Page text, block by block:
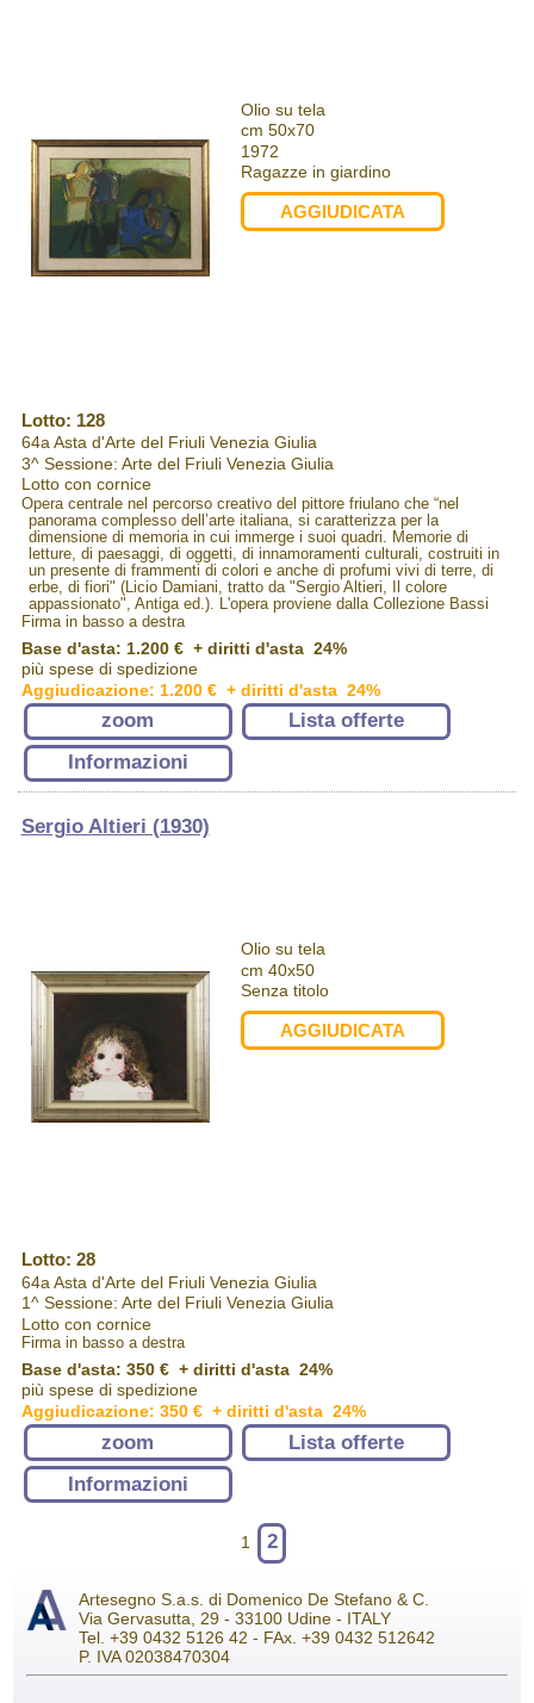
Olio su tela
cm 50x70
1972
Ragazze in giardino
AGGIUDICATA
Lotto: 128
64a Asta d'Arte del Friuli Venezia Giulia
3^ Sessione: Arte del Friuli Venezia Giulia
Lotto con cornice
Opera centrale nel percorso creativo del pittore friulano che “nel
panorama complesso dell’arte italiana, si caratterizza per la
dimensione di memoria in cui immerge i suoi quadri. Memorie di
letture, di paesaggi, di oggetti, di innamoramenti culturali, costruiti in
un presente di frammenti di colori e anche di profumi vivi di terre, di
erbe, di fiori" (Licio Damiani, tratto da "Sergio Altieri, Il colore
appassionato", Antiga ed.). L'opera proviene dalla Collezione Bassi
Firma in basso a destra
Base d'asta: 1.200 € + diritti d'asta 24%
più spese di spedizione
Aggiudicazione: 1.200 € + diritti d'asta 24%
zoom
Lista offerte
Informazioni
Sergio Altieri (1930)
Olio su tela
cm 40x50
Senza titolo
AGGIUDICATA
Lotto: 28
64a Asta d'Arte del Friuli Venezia Giulia
1^ Sessione: Arte del Friuli Venezia Giulia
Lotto con cornice
Firma in basso a destra
Base d'asta: 350 € + diritti d'asta 24%
più spese di spedizione
Aggiudicazione: 350 € + diritti d'asta 24%
zoom
Lista offerte
Informazioni
1 2
Artesegno S.a.s. di Domenico De Stefano & C.
Via Gervasutta, 29 - 33100 Udine - ITALY
Tel. +39 0432 5126 42 - FAx. +39 0432 512642
P. IVA 02038470304